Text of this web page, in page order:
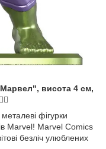
висота 4 см,
фігурки
Marvel! Marvel Comics
безліч улюблених